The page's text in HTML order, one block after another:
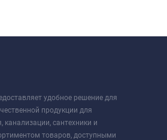
удобное решение для
продукции для
канализации, сантехники и
товаров, доступными